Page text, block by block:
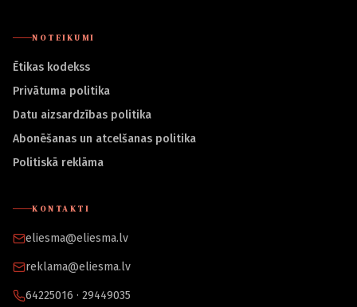
NOTEIKUMI
Ētikas kodekss
Privātuma politika
Datu aizsardzības politika
Abonēšanas un atcelšanas politika
Politiskā reklāma
KONTAKTI
eliesma@eliesma.lv
reklama@eliesma.lv
64225016 · 29449035